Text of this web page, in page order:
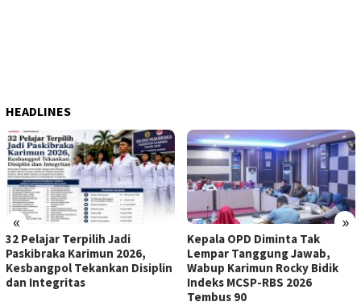
HEADLINES
« »
32 Pelajar Terpilih Jadi
Paskibraka Karimun 2026,
Kesbangpol Tekankan Disiplin
dan Integritas
Kepala OPD Diminta Tak
Lempar Tanggung Jawab,
Wabup Karimun Rocky Bidik
Indeks MCSP-RBS 2026
Tembus 90